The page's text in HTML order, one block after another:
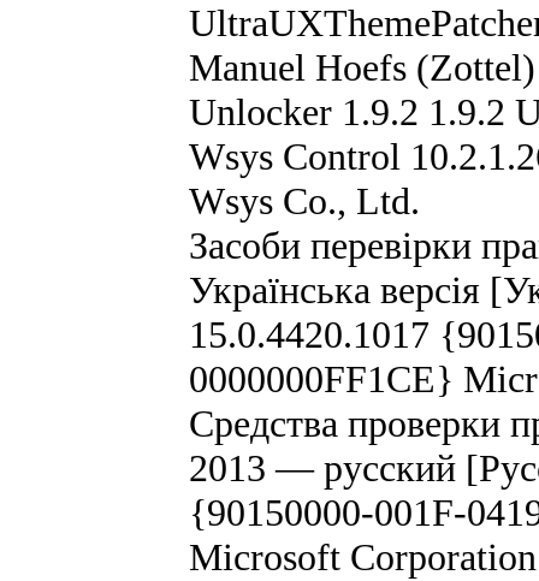
Manuel Hoefs (Zottel)
Unlocker 1.9.2 1.9.2
Wsys Control
Wsys Co., Ltd.
Засоби перевірки
Українська версія
15.0.4420.1017
0000000FF1CE}
Средства проверки
2013 — русский
{90150000-001F-
Microsoft